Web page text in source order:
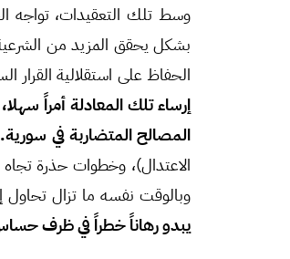
وسط تلك التعقيدات، تواجه
بشكل يحقق المزيد من
الحفاظ على استقلالية القرار
إرساء تلك المعادلة أمراً
المصالح المتضاربة في سورية.
الاعتدال)، وخطوات حذرة تجاه
وبالوقت نفسه ما تزال تحاول
يبدو رهاناً خطراً في ظرف